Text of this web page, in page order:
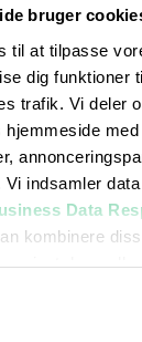
bruger
til at tilpasse
dig funktioner
trafik. Vi deler
hjemmeside
Vi indsamler
Data
kombinere
- 18:00